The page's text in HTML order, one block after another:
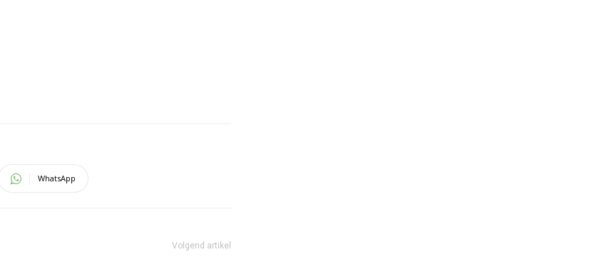
WhatsApp
Volgend artikel